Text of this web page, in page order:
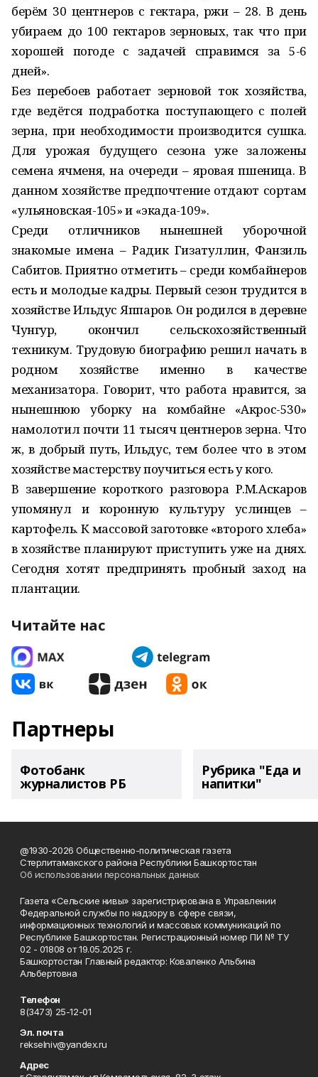
берём 30 центнеров с гектара, ржи – 28. В день
убираем до 100 гектаров зерновых, так что при
хорошей погоде с задачей справимся за 5-6
дней».
Без перебоев работает зерновой ток хозяйства,
где ведётся подработка поступающего с полей
зерна, при необходимости производится сушка.
Для урожая будущего сезона уже заложены
семена ячменя, на очереди – яровая пшеница. В
данном хозяйстве предпочтение отдают сортам
«ульяновская-105» и «экада-109».
Среди отличников нынешней уборочной
знакомые имена – Радик Гизатуллин, Фанзиль
Сабитов. Приятно отметить – среди комбайнеров
есть и молодые кадры. Первый сезон трудится в
хозяйстве Ильдус Яппаров. Он родился в деревне
Чунгур, окончил сельскохозяйственный
техникум. Трудовую биографию решил начать в
родном хозяйстве именно в качестве
механизатора. Говорит, что работа нравится, за
нынешнюю уборку на комбайне «Акрос-530»
намолотил почти 11 тысяч центнеров зерна. Что
ж, в добрый путь, Ильдус, тем более что в этом
хозяйстве мастерству поучиться есть у кого.
В завершение короткого разговора Р.М.Аскаров
упомянул и коронную культуру услинцев –
картофель. К массовой заготовке «второго хлеба»
в хозяйстве планируют приступить уже на днях.
Сегодня хотят предпринять пробный заход на
плантации.
Читайте нас
Партнеры
Фотобанк
журналистов РБ
Рубрика "Еда и
напитки"
@1930-2026 Общественно-политическая газета
Стерлитамакского района Республики Башкортостан
Об использовании персональных данных
Газета «Сельские нивы» зарегистрирована в Управлении
Федеральной службы по надзору в сфере связи,
информационных технологий и массовых коммуникаций по
Республике Башкортостан. Регистрационный номер ПИ № ТУ
02 - 01808 от 19.05.2025 г.
Башкортостан Главный редактор: Коваленко Альбина
Альбертовна
Телефон
8(3473) 25-12-01
Эл. почта
rekselniv@yandex.ru
Адрес